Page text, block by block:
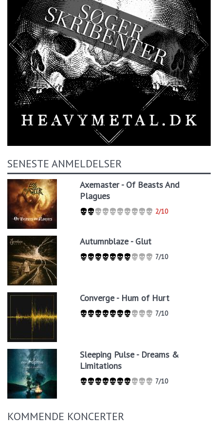
SENESTE ANMELDELSER
Axemaster - Of Beasts And
Plagues
2/10
Autumnblaze - Glut
7/10
Converge - Hum of Hurt
7/10
Sleeping Pulse - Dreams &
Limitations
7/10
KOMMENDE KONCERTER